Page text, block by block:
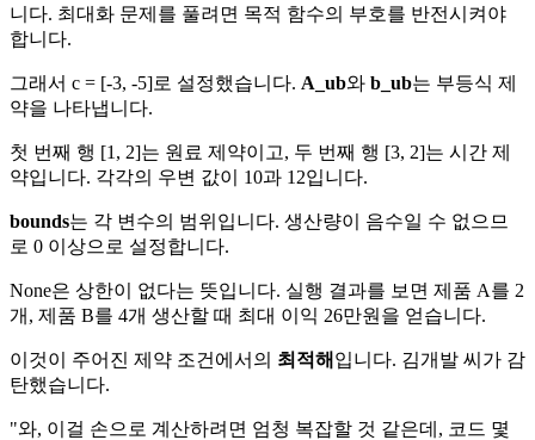
니다. 최대화 문제를 풀려면 목적 함수의 부호를 반전시켜야
합니다.
그래서 c = [-3, -5]로 설정했습니다. A_ub와 b_ub는 부등식 제
약을 나타냅니다.
첫 번째 행 [1, 2]는 원료 제약이고, 두 번째 행 [3, 2]는 시간 제
약입니다. 각각의 우변 값이 10과 12입니다.
bounds는 각 변수의 범위입니다. 생산량이 음수일 수 없으므
로 0 이상으로 설정합니다.
None은 상한이 없다는 뜻입니다. 실행 결과를 보면 제품 A를 2
개, 제품 B를 4개 생산할 때 최대 이익 26만원을 얻습니다.
이것이 주어진 제약 조건에서의 최적해 입니다. 김개발 씨가 감
탄했습니다.
"와, 이걸 손으로 계산하려면 엄청 복잡할 것 같은데, 코드 몇